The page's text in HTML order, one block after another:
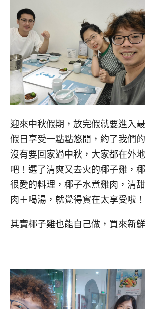
迎來中秋假期，放完假就要進入
假日享受一點點悠閒，約了我們
沒有要回家過中秋，大家都在外
吧！選了清爽又去火的椰子雞，
很愛的料理，椰子水煮雞肉，清
肉＋喝湯，就覺得實在太享受啦！
其實椰子雞也能自己做，買來新